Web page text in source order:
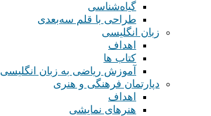
گیاه‌شناسی
طراحی با قلم سه‌بعدی
زبان انگلیسی
اهداف
کتاب ها
آموزش ریاضی به زبان انگلیسی
دپارتمان فرهنگی و هنری
اهداف
هنرهای نمایشی